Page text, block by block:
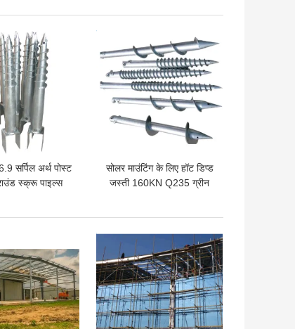
सर्पिल अर्थ पोस्ट
स्क्रू पाइल्स
सोलर माउंटिंग के लिए हॉट डिप्ड
जस्ती 160KN Q235 ग्रीन
सबसे अच्छी कीमत